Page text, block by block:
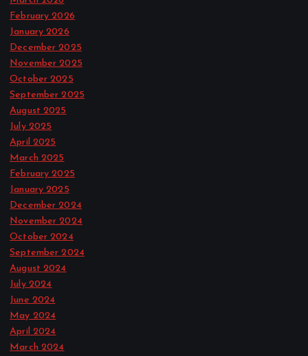
February 2026
January 2026
December 2025
November 2025
October 2025
September 2025
August 2025
July 2025
April 2025
March 2025
February 2025
January 2025
December 2024
November 2024
October 2024
September 2024
August 2024
July 2024
June 2024
May 2024
April 2024
March 2024